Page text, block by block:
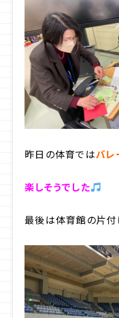
昨日の体育ではバレ
楽しそうでした
最後は体育館の片付